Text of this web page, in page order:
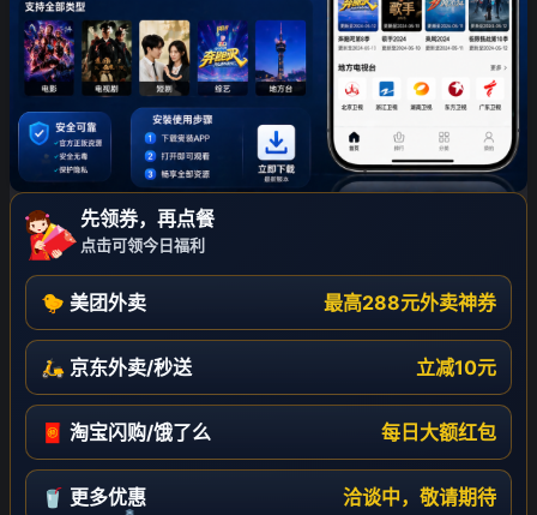
先领券，再点餐
点击可领今日福利
🐤 美团外卖 最高288元外卖神券
🛵 京东外卖/秒送 立减10元
🧧 淘宝闪购/饿了么 每日大额红包
🥤 更多优惠 洽谈中，敬请期待